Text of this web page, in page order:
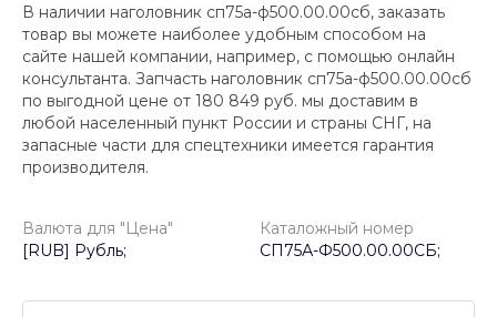
В наличии наголовник сп75а-ф500.00.00сб, заказать
товар вы можете наиболее удобным способом на
сайте нашей компании, например, с помощью онлайн
консультанта. Запчасть наголовник сп75а-ф500.00.00сб
по выгодной цене от 180 849 руб. мы доставим в
любой населенный пункт России и страны СНГ, на
запасные части для спецтехники имеется гарантия
производителя.
Валюта для "Цена"
[RUB] Рубль;
Каталожный номер
СП75А-Ф500.00.00СБ;